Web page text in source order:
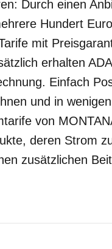
Durch einen
Hundert
mit
erhalten
Einfach
und in
von
deren Strom
zusätzlichen